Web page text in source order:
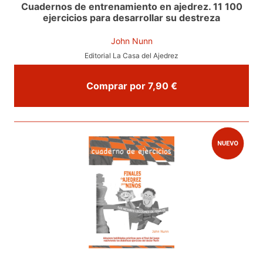
Cuadernos de entrenamiento en ajedrez. 11 100
ejercicios para desarrollar su destreza
John Nunn
Editorial La Casa del Ajedrez
Comprar por 7,90 €